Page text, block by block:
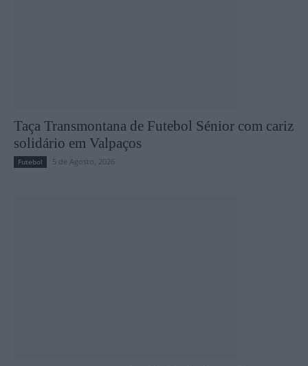
Taça Transmontana de Futebol Sénior com cariz
solidário em Valpaços
Futebol 5 de Agosto, 2026